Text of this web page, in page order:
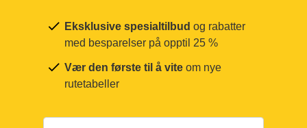
Eksklusive spesialtilbud og rabatter
med besparelser på opptil 25 %
Vær den første til å vite om nye
rutetabeller